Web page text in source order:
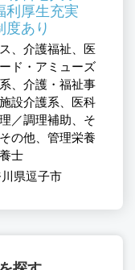
厚生充実
度あり
、介護福祉、医
ド・アミューズ
、介護・福祉事
設介護系、医科
／調理補助、そ
の他、管理栄養
士
県逗子市